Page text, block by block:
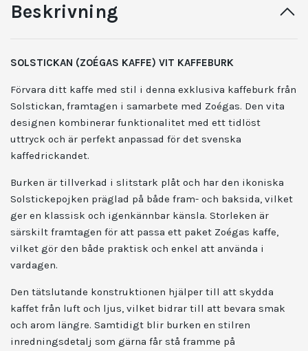
Beskrivning
SOLSTICKAN (ZOÉGAS KAFFE) VIT KAFFEBURK
Förvara ditt kaffe med stil i denna exklusiva kaffeburk från
Solstickan, framtagen i samarbete med Zoégas. Den vita
designen kombinerar funktionalitet med ett tidlöst
uttryck och är perfekt anpassad för det svenska
kaffedrickandet.
Burken är tillverkad i slitstark plåt och har den ikoniska
Solstickepojken präglad på både fram- och baksida, vilket
ger en klassisk och igenkännbar känsla. Storleken är
särskilt framtagen för att passa ett paket Zoégas kaffe,
vilket gör den både praktisk och enkel att använda i
vardagen.
Den tätslutande konstruktionen hjälper till att skydda
kaffet från luft och ljus, vilket bidrar till att bevara smak
och arom längre. Samtidigt blir burken en stilren
inredningsdetalj som gärna får stå framme på